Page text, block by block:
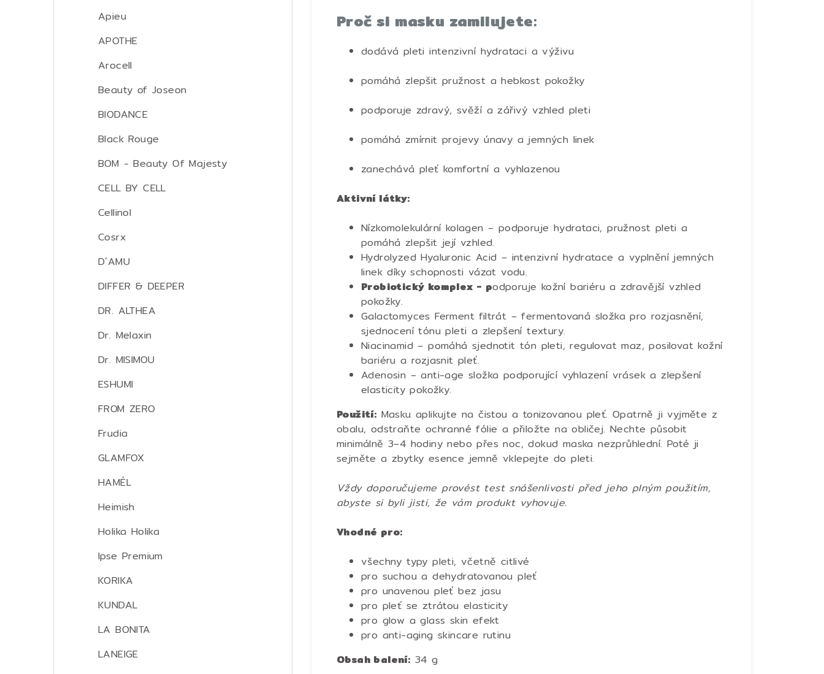
Apieu
APOTHE
Arocell
Beauty of Joseon
BIODANCE
Black Rouge
BOM - Beauty Of Majesty
CELL BY CELL
Cellinol
Cosrx
D´AMU
DIFFER & DEEPER
DR. ALTHEA
Dr. Melaxin
Dr. MISIMOU
ESHUMI
FROM ZERO
Frudia
GLAMFOX
HAMÉL
Heimish
Holika Holika
Ipse Premium
KORIKA
KUNDAL
LA BONITA
LANEIGE
Proč si masku zamilujete:
dodává pleti intenzivní hydrataci a výživu
pomáhá zlepšit pružnost a hebkost pokožky
podporuje zdravý, svěží a zářivý vzhled pleti
pomáhá zmírnit projevy únavy a jemných linek
zanechává pleť komfortní a vyhlazenou
Aktivní látky:
Nízkomolekulární kolagen – podporuje hydrataci, pružnost pleti a
pomáhá zlepšit její vzhled.
Hydrolyzed Hyaluronic Acid – intenzivní hydratace a vyplnění jemných
linek díky schopnosti vázat vodu.
Probiotický komplex - podporuje kožní bariéru a zdravější vzhled
pokožky.
Galactomyces Ferment filtrát – fermentovaná složka pro rozjasnění,
sjednocení tónu pleti a zlepšení textury.
Niacinamid – pomáhá sjednotit tón pleti, regulovat maz, posilovat kožní
bariéru a rozjasnit pleť.
Adenosin – anti-age složka podporující vyhlazení vrásek a zlepšení
elasticity pokožky.
Použití: Masku aplikujte na čistou a tonizovanou pleť. Opatrně ji vyjměte z
obalu, odstraňte ochranné fólie a přiložte na obličej. Nechte působit
minimálně 3–4 hodiny nebo přes noc, dokud maska nezprůhlední. Poté ji
sejměte a zbytky esence jemně vklepejte do pleti.
Vždy doporučujeme provést test snášenlivosti před jeho plným použitím,
abyste si byli jisti, že vám produkt vyhovuje.
Vhodné pro:
všechny typy pleti, včetně citlivé
pro suchou a dehydratovanou pleť
pro unavenou pleť bez jasu
pro pleť se ztrátou elasticity
pro glow a glass skin efekt
pro anti-aging skincare rutinu
Obsah balení: 34 g